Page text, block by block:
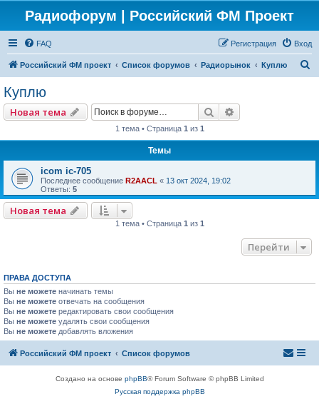
Радиофорум | Российский ФМ Проект
FAQ Вход
Регистрация
Российский ФМ проект Список форумов Радиорынок Куплю
Куплю
Новая тема Поиск
1 тема • Страница 1 из 1
Темы
icom ic-705
Последнее сообщение R2AACL « 13 окт 2024, 19:02
Ответы: 5
Новая тема
1 тема • Страница 1 из 1
Перейти
ПРАВА ДОСТУПА
Вы не можете начинать темы
Вы не можете отвечать на сообщения
Вы не можете редактировать свои сообщения
Вы не можете удалять свои сообщения
Вы не можете добавлять вложения
Российский ФМ проект Список форумов
Создано на основе phpBB® Forum Software © phpBB Limited
Русская поддержка phpBB